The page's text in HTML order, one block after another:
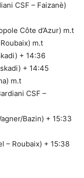
CSF – Faizanè)
Côte d’Azur) m.t
m.t
+ 14:36
+ 14:45
m.t
CSF –
Bazin) + 15:33
– Roubaix) + 15:38